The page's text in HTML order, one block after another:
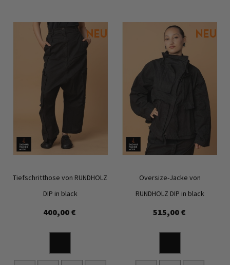
Tiefschritthose von RUNDHOLZ
DIP in black
400,00 €
Oversize-Jacke von
RUNDHOLZ DIP in black
515,00 €